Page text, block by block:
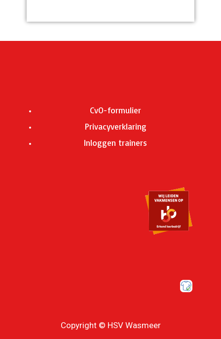
CvO-formulier
Privacyverklaring
Inloggen trainers
Copyright © HSV Wasmeer